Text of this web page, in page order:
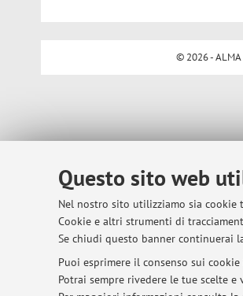
Questo sito web
Nel nostro sito utilizziamo sia cookie
Cookie e altri strumenti di
Se chiudi questo banner continuerai
Puoi esprimere il consenso sui
Potrai sempre rivedere le tue scelte
© 2026 - ALMA